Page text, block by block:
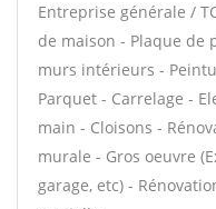
Entreprise générale /
de maison - Plaque de
murs intérieurs -
Parquet - Carrelage -
main - Cloisons -
murale - Gros oeuvre
garage, etc) -